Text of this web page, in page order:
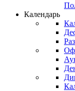
Календарь